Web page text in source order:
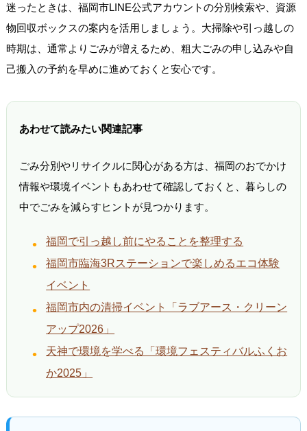
迷ったときは、福岡市LINE公式アカウントの分別検索や、資源
物回収ボックスの案内を活用しましょう。大掃除や引っ越しの
時期は、通常よりごみが増えるため、粗大ごみの申し込みや自
己搬入の予約を早めに進めておくと安心です。
あわせて読みたい関連記事
ごみ分別やリサイクルに関心がある方は、福岡のおでかけ
情報や環境イベントもあわせて確認しておくと、暮らしの
中でごみを減らすヒントが見つかります。
福岡で引っ越し前にやることを整理する
福岡市臨海3Rステーションで楽しめるエコ体験
イベント
福岡市内の清掃イベント「ラブアース・クリーン
アップ2026」
天神で環境を学べる「環境フェスティバルふくお
か2025」